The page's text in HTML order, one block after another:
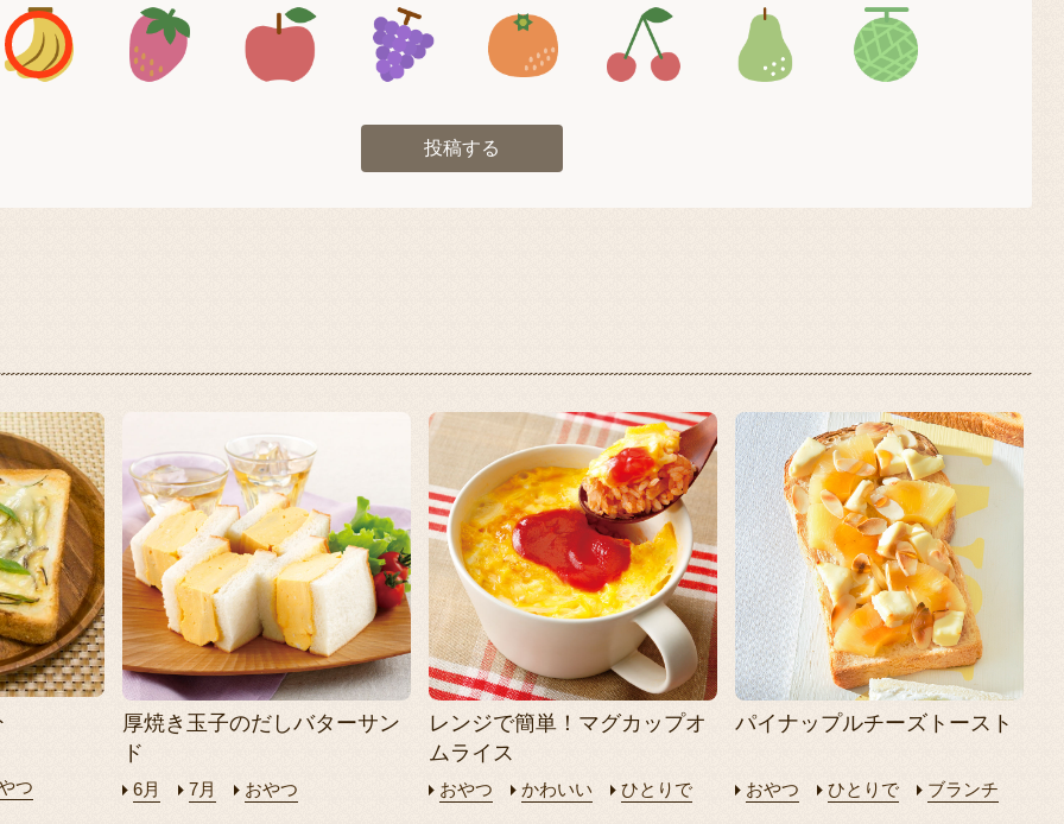
アイコン1 アイコン2 アイコン3 アイコン4 アイコン5 アイコン6 アイコン7
投稿する
つ
厚焼き玉子のだしバターサン
ド
6月 7月 おやつ
レンジで簡単！マグカップオ
ムライス
おやつ かわいい ひとりで
パイナップルチーズトースト
おやつ ひとりで ブランチ